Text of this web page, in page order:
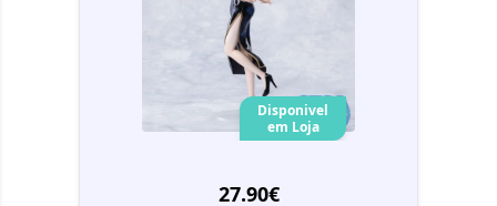
Disponivel
em Loja
27.90€